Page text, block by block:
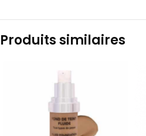
Produits similaires